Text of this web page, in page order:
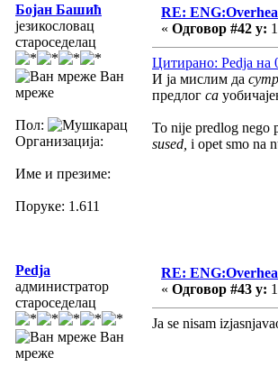
Бојан Башић
језикословац
староседелац
Ван
мреже
Пол:
Организација:
Име и презиме:
Поруке: 1.611
RE:
« Одговор #42 у:
Цитирано: Pedja на
И ја мислим да
предлог са
To nije predlog nego
sused, i opet smo na
Pedja
администратор
староседелац
Ван
мреже
RE:
« Одговор #43 у:
Ja se nisam